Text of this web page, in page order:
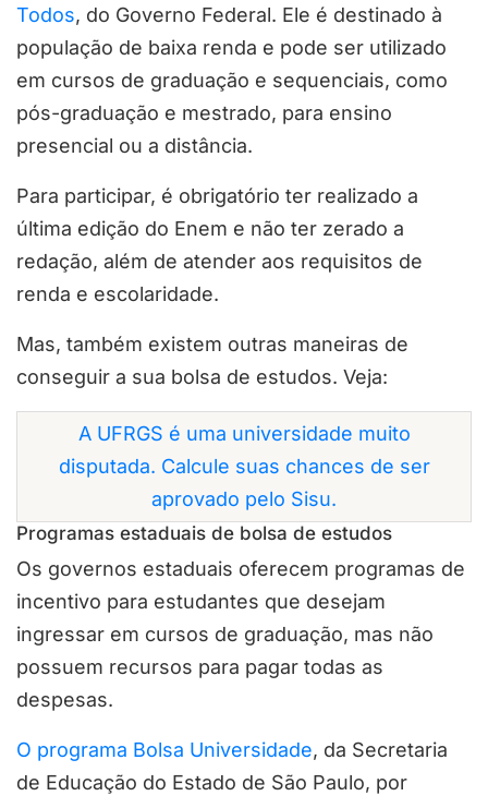
Todos, do Governo Federal. Ele é destinado à
população de baixa renda e pode ser utilizado
em cursos de graduação e sequenciais, como
pós-graduação e mestrado, para ensino
presencial ou a distância.
Para participar, é obrigatório ter realizado a
última edição do Enem e não ter zerado a
redação, além de atender aos requisitos de
renda e escolaridade.
Mas, também existem outras maneiras de
conseguir a sua bolsa de estudos. Veja:
A UFRGS é uma universidade muito
disputada. Calcule suas chances de ser
aprovado pelo Sisu.
Programas estaduais de bolsa de estudos
Os governos estaduais oferecem programas de
incentivo para estudantes que desejam
ingressar em cursos de graduação, mas não
possuem recursos para pagar todas as
despesas.
O programa Bolsa Universidade, da Secretaria
de Educação do Estado de São Paulo, por